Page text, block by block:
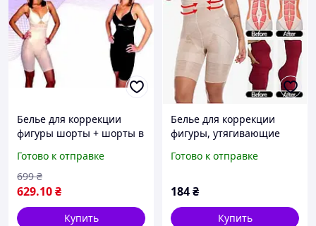
Белье для коррекции
фигуры шорты + шорты в
Готово к отправке
629.10₴
699 ₴
Купить
Белье для коррекции
фигуры, утягивающие
Lift body размер M
Готово к отправке
184₴
Купить